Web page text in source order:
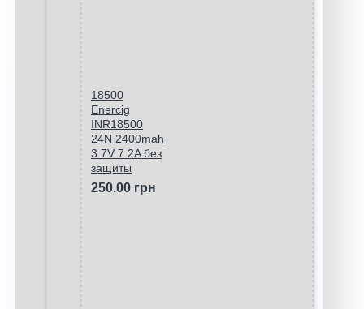
18500
Enercig
INR18500
24N 2400mah
3.7V 7.2A без
защиты
250.00 грн